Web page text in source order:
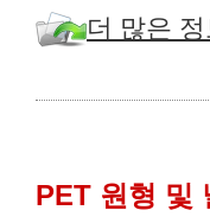
더 많은
PET 원형 및